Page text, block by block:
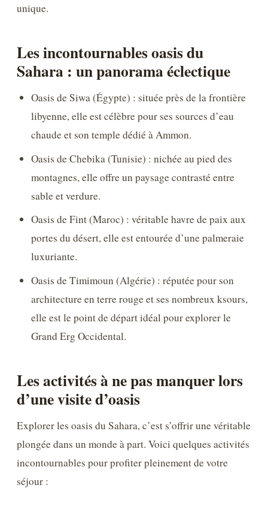
unique.
Les incontournables oasis du
Sahara : un panorama éclectique
Oasis de Siwa (Égypte) : située près de la frontière
libyenne, elle est célèbre pour ses sources d’eau
chaude et son temple dédié à Ammon.
Oasis de Chebika (Tunisie) : nichée au pied des
montagnes, elle offre un paysage contrasté entre
sable et verdure.
Oasis de Fint (Maroc) : véritable havre de paix aux
portes du désert, elle est entourée d’une palmeraie
luxuriante.
Oasis de Timimoun (Algérie) : réputée pour son
architecture en terre rouge et ses nombreux ksours,
elle est le point de départ idéal pour explorer le
Grand Erg Occidental.
Les activités à ne pas manquer lors
d’une visite d’oasis
Explorer les oasis du Sahara, c’est s’offrir une véritable
plongée dans un monde à part. Voici quelques activités
incontournables pour profiter pleinement de votre
séjour :